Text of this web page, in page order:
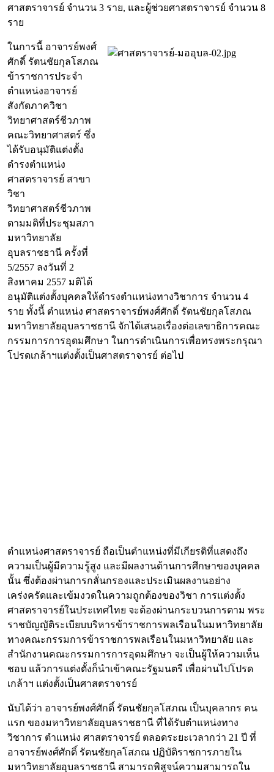
ศาสตราจารย์ จำนวน 3 ราย, และผู้ช่วยศาสตราจารย์ จำนวน 8
ราย
ในการนี้ อาจารย์พงศ์
ศักดิ์ รัตนชัยกุลโสภณ
ข้าราชการประจำ
ตำแหน่งอาจารย์
สังกัดภาควิชา
วิทยาศาสตร์ชีวภาพ
คณะวิทยาศาสตร์ ซึ่ง
ได้รับอนุมัติแต่งตั้ง
ดำรงตำแหน่ง
ศาสตราจารย์ สาขา
วิชา
วิทยาศาสตร์ชีวภาพ
ตามมติที่ประชุมสภา
มหาวิทยาลัย
อุบลราชธานี ครั้งที่
5/2557 ลงวันที่ 2
สิงหาคม 2557 มติได้
อนุมัติแต่งตั้งบุคคลให้ดำรงตำแหน่งทางวิชาการ จำนวน 4
ราย ทั้งนี้ ตำแหน่ง ศาสตราจารย์พงศ์ศักดิ์ รัตนชัยกุลโสภณ
มหาวิทยาลัยอุบลราชธานี จักได้เสนอเรื่องต่อเลขาธิการคณะ
กรรมการการอุดมศึกษา ในการดำเนินการเพื่อทรงพระกรุณา
โปรดเกล้าฯแต่งตั้งเป็นศาสตราจารย์ ต่อไป
ตำแหน่งศาสตราจารย์ ถือเป็นตำแหน่งที่มีเกียรติที่แสดงถึง
ความเป็นผู้มีความรู้สูง และมีผลงานด้านการศึกษาของบุคคล
นั้น ซึ่งต้องผ่านการกลั่นกรองและประเมินผลงานอย่าง
เคร่งครัดและเข้มงวดในความถูกต้องของวิชา การแต่งตั้ง
ศาสตราจารย์ในประเทศไทย จะต้องผ่านกระบวนการตาม พระ
ราชบัญญัติระเบียบบริหารข้าราชการพลเรือนในมหาวิทยาลัย
ทางคณะกรรมการข้าราชการพลเรือนในมหาวิทยาลัย และ
สำนักงานคณะกรรมการการอุดมศึกษา จะเป็นผู้ให้ความเห็น
ชอบ แล้วการแต่งตั้งก็นำเข้าคณะรัฐมนตรี เพื่อผ่านไปโปรด
เกล้าฯ แต่งตั้งเป็นศาสตราจารย์
นับได้ว่า อาจารย์พงศ์ศักดิ์ รัตนชัยกุลโสภณ เป็นบุคลากร คน
แรก ของมหาวิทยาลัยอุบลราชธานี ที่ได้รับตำแหน่งทาง
วิชาการ ตำแหน่ง ศาสตราจารย์ ตลอดระยะเวลากว่า 21 ปี ที่
อาจารย์พงศ์ศักดิ์ รัตนชัยกุลโสภณ ปฏิบัติราชการภายใน
มหาวิทยาลัยอุบลราชธานี สามารถพิสูจน์ความสามารถใน